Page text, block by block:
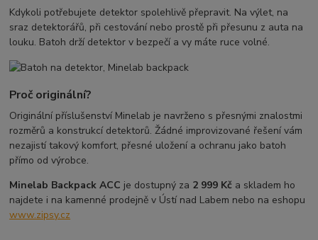
Kdykoli potřebujete detektor spolehlivě přepravit. Na výlet, na
sraz detektorářů, při cestování nebo prostě při přesunu z auta na
louku. Batoh drží detektor v bezpečí a vy máte ruce volné.
Proč originální?
Originální příslušenství Minelab je navrženo s přesnými znalostmi
rozměrů a konstrukcí detektorů. Žádné improvizované řešení vám
nezajistí takový komfort, přesné uložení a ochranu jako batoh
přímo od výrobce.
Minelab Backpack ACC je dostupný za 2 999 Kč a skladem ho
najdete i na kamenné prodejně v Ústí nad Labem nebo na eshopu
www.zipsy.cz